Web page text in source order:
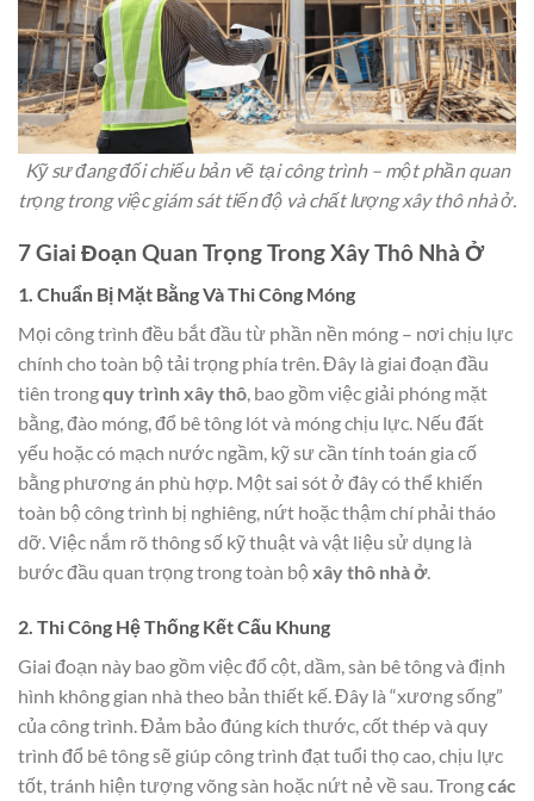
Kỹ sư đang đối chiếu bản vẽ tại công trình – một phần quan
trọng trong việc giám sát tiến độ và chất lượng xây thô nhà ở.
7 Giai Đoạn Quan Trọng Trong Xây Thô Nhà Ở
1. Chuẩn Bị Mặt Bằng Và Thi Công Móng
Mọi công trình đều bắt đầu từ phần nền móng – nơi chịu lực
chính cho toàn bộ tải trọng phía trên. Đây là giai đoạn đầu
tiên trongquy trình xây thô, bao gồm việc giải phóng mặt
bằng, đào móng, đổ bê tông lót và móng chịu lực. Nếu đất
yếu hoặc có mạch nước ngầm, kỹ sư cần tính toán gia cố
bằng phương án phù hợp. Một sai sót ở đây có thể khiến
toàn bộ công trình bị nghiêng, nứt hoặc thậm chí phải tháo
dỡ. Việc nắm rõ thông số kỹ thuật và vật liệu sử dụng là
bước đầu quan trọng trong toàn bộxây thô nhà ở.
2. Thi Công Hệ Thống Kết Cấu Khung
Giai đoạn này bao gồm việc đổ cột, dầm, sàn bê tông và định
hình không gian nhà theo bản thiết kế. Đây là “xương sống”
của công trình. Đảm bảo đúng kích thước, cốt thép và quy
trình đổ bê tông sẽ giúp công trình đạt tuổi thọ cao, chịu lực
tốt, tránh hiện tượng võng sàn hoặc nứt nẻ về sau. Trongcác